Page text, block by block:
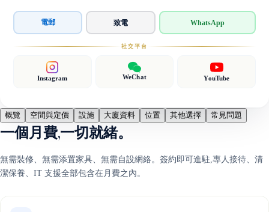
電郵 致電 WhatsApp
社交平台
Instagram WeChat YouTube
概覽 空間與定價 設施 大廈資料 位置 其他選擇 常見問題
一個月費,一切就緒。
無需裝修、無需添置家具、無需自設網絡。簽約即可進駐,專人接待、清
潔保養、IT 支援全部包含在月費之內。